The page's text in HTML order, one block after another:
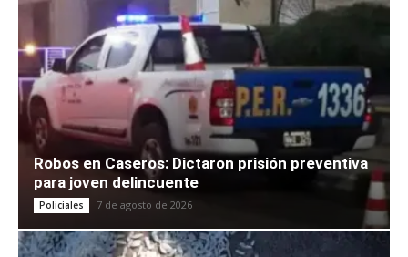
Robos en Caseros: Dictaron prisión preventiva
para joven delincuente
Policiales 7 de agosto de 2026